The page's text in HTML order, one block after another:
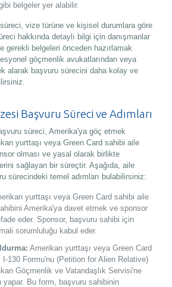
belgeler yer alabilir.
vize türüne ve kişisel durumlara göre
hakkında detaylı bilgi için danışmanlar
gerekli belgeleri önceden hazırlamak
göçmenlik avukatlarından veya
alarak başvuru sürecini daha kolay ve
Başvuru Süreci ve Adımları
süreci, Amerika'ya göç etmek
yurttaşı veya Green Card sahibi aile
olması ve yasal olarak birlikte
sağlayan bir süreçtir. Aşağıda, aile
sürecindeki temel adımları bulabilirsiniz:
yurttaşı veya Green Card sahibi aile
Amerika'ya davet etmek ve sponsor
eder. Sponsor, başvuru sahibi için
sorumluluğu kabul eder.
Amerikan yurttaşı veya Green Card
130 Formu'nu (Petition for Alien Relative)
Göçmenlik ve Vatandaşlık Servisi'ne
yapar. Bu form, başvuru sahibinin